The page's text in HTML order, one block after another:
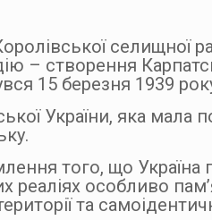
селищної
– створення
15 березня 1939
України, яка мала
того, що Україна
особливо
та